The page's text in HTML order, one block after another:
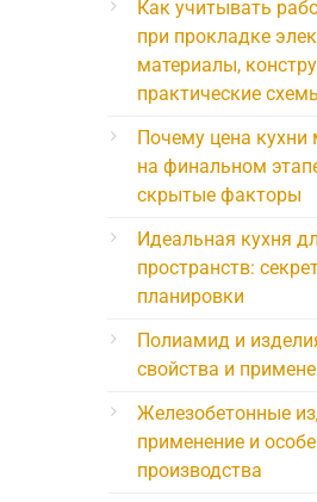
Как учитывать
при прокладке
материалы,
практические
Почему цена
на финальном
скрытые факторы
Идеальная кухня
пространств:
планировки
Полиамид и
свойства и
Железобетонные
применение и
производства